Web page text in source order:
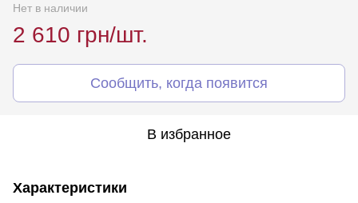
Нет в наличии
2 610 грн/шт.
Сообщить, когда появится
В избранное
Характеристики